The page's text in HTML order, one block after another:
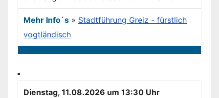
Mehr Info`s » Stadtführung Greiz - fürstlich
vogtländisch
Dienstag, 11.08.2026 um 13:30 Uhr